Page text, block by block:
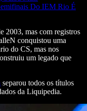
Do IEM Rio É
2003, mas com registros
conquistou uma
do CS, mas nos
um legado que
separou todos os títulos
da Liquipedia.